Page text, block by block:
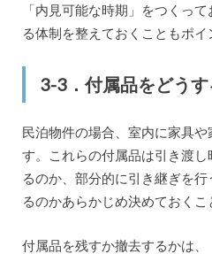
「内見可能な時期」をつくっ
る体制を整えておくこともポイ
3-3．付属品をどう
民泊物件の場合、室内に家具
す。これらの付属品は引き渡
るのか、部分的に引き継ぎを
るのかあらかじめ決めておくこ
付属品を残すか撤去するかは